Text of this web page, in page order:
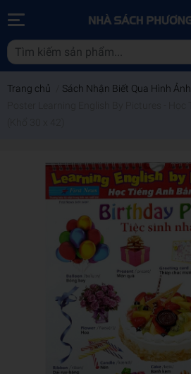
Trang chủ Sách Nhận Biết Qua Hình Ảnh